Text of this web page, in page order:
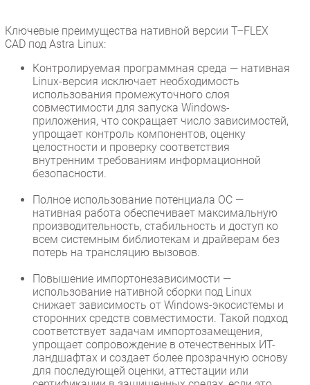
Тестовый стенд
Каталог компаний
Ключевые преимущества нативной версии T–FLEX
CAD под Astra Linux:
Контролируемая программная среда — нативная
Linux-версия исключает необходимость
использования промежуточного слоя
совместимости для запуска Windows-
приложения, что сокращает число зависимостей,
упрощает контроль компонентов, оценку
целостности и проверку соответствия
внутренним требованиям информационной
безопасности.
Полное использование потенциала ОС —
нативная работа обеспечивает максимальную
производительность, стабильность и доступ ко
всем системным библиотекам и драйверам без
потерь на трансляцию вызовов.
Повышение импортонезависимости —
использование нативной сборки под Linux
снижает зависимость от Windows-экосистемы и
сторонних средств совместимости. Такой подход
соответствует задачам импортозамещения,
упрощает сопровождение в отечественных ИТ-
ландшафтах и создает более прозрачную основу
для последующей оценки, аттестации или